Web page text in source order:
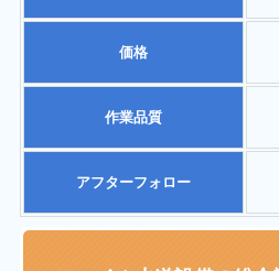
価格
作業品質
アフターフォロー